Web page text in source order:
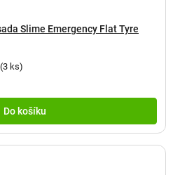
Slime Emergency Flat Tyre
(3 ks)
Do košíku